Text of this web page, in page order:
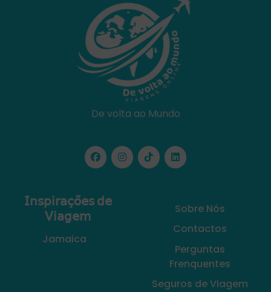
De volta ao Mundo
𝖨𝗇𝗌𝗉𝗂𝗋𝖺𝖼̧𝗈̃𝖾𝗌 𝖽𝖾
𝖵𝗂𝖺𝗀𝖾𝗆
Jamaica
Sobre Nós
Contactos
Perguntas
Frenquentes
Seguros de Viagem